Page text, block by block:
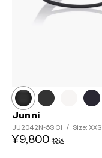
Junni
JU2042N-5S C1 / Size: XXS
¥9,800 税込